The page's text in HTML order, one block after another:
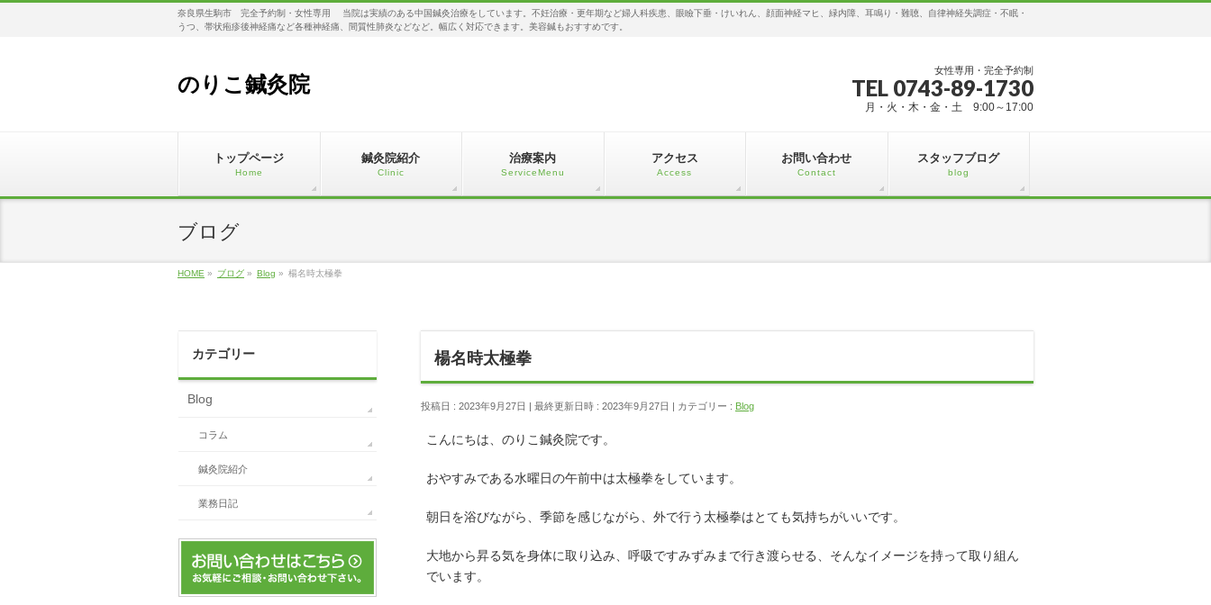
奈良県生駒市 完全予約制・女性専用 当院は実績のある中国鍼灸治療をしています。不妊治療・更年期など婦人科疾患、眼瞼下垂・けいれん、顔面神経マヒ、緑内障、耳鳴り・難聴、自律神経失調症・不眠・
うつ、帯状疱疹後神経痛など各種神経痛、間質性肺炎などなど。幅広く対応できます。美容鍼もおすすめです。
のりこ鍼灸院
女性専用・完全予約制
TEL 0743-89-1730
月・火・木・金・土 9:00～17:00
トップページ
Home
鍼灸院紹介
Clinic
治療案内
ServiceMenu
アクセス
Access
お問い合わせ
Contact
スタッフブログ
blog
ブログ
HOME » ブログ » Blog » 楊名時太極拳
楊名時太極拳
投稿日 : 2023年9月27日 最終更新日時 : 2023年9月27日 カテゴリー : Blog
こんにちは、のりこ鍼灸院です。
おやすみである水曜日の午前中は太極拳をしています。
朝日を浴びながら、季節を感じながら、外で行う太極拳はとても気持ちがいいです。
大地から昇る気を身体に取り込み、呼吸ですみずみまで行き渡らせる、そんなイメージを持って取り組ん
でいます。
カテゴリー
Blog
コラム
鍼灸院紹介
業務日記